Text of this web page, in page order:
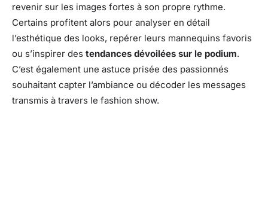
revenir sur les images fortes à son propre rythme.
Certains profitent alors pour analyser en détail
l’esthétique des looks, repérer leurs mannequins favoris
ou s’inspirer des tendances dévoilées sur le podium.
C’est également une astuce prisée des passionnés
souhaitant capter l’ambiance ou décoder les messages
transmis à travers le fashion show.